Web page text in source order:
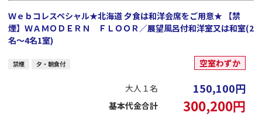
Ｗｅｂコレスペシャル★北海道 夕食は和洋会席をご用意★ 【禁
煙】ＷＡＭＯＤＥＲＮ ＦＬＯＯＲ／展望風呂付和洋室又は和室(2
名～4名1室)
禁煙 夕・朝食付 空室わずか
大人１名 150,100円
基本代金合計 300,200円